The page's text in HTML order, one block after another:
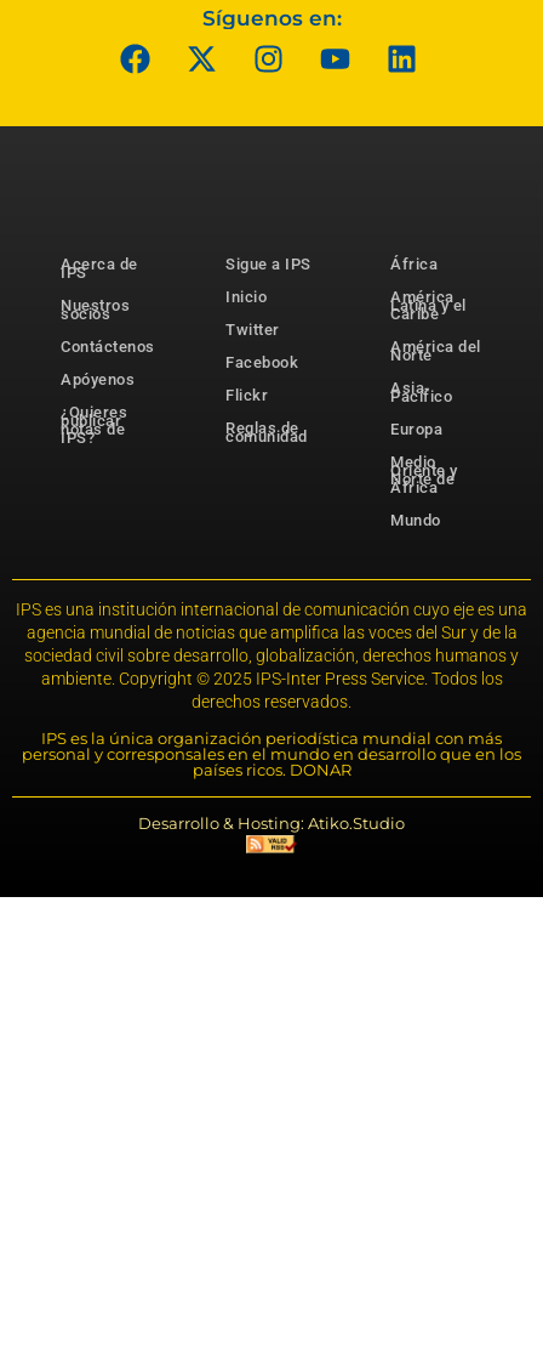
Síguenos en:
Acerca de
IPS
Nuestros
socios
Contáctenos
Apóyenos
¿Quieres
publicar
notas de
IPS?
Sigue a IPS
Inicio
Twitter
Facebook
Flickr
Reglas de
comunidad
África
América
Latina y el
Caribe
América del
Norte
Asia-
Pacífico
Europa
Medio
Oriente y
Norte de
África
Mundo
IPS es una institución internacional de comunicación cuyo eje es una
agencia mundial de noticias que amplifica las voces del Sur y de la
sociedad civil sobre desarrollo, globalización, derechos humanos y
ambiente. Copyright © 2025 IPS-Inter Press Service. Todos los
derechos reservados.
IPS es la única organización periodística mundial con más
personal y corresponsales en el mundo en desarrollo que en los
países ricos. DONAR
Desarrollo & Hosting: Atiko.Studio